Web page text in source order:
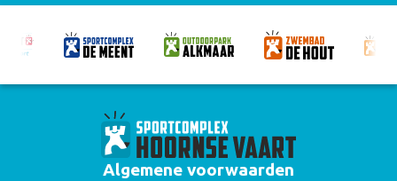
Algemene voorwaarden